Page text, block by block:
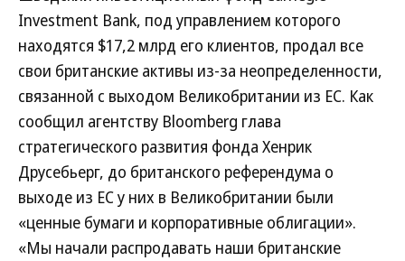
Investment Bank, под управлением которого
находятся $17,2 млрд его клиентов, продал все
свои британские активы из-за неопределенности,
связанной с выходом Великобритании из ЕС. Как
сообщил агентству Bloomberg глава
стратегического развития фонда Хенрик
Друсебьерг, до британского референдума о
выходе из ЕС у них в Великобритании были
«ценные бумаги и корпоративные облигации».
«Мы начали распродавать наши британские